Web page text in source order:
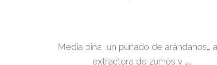
Media piña, un puñado de arándanos…
extractora de zumos y …..